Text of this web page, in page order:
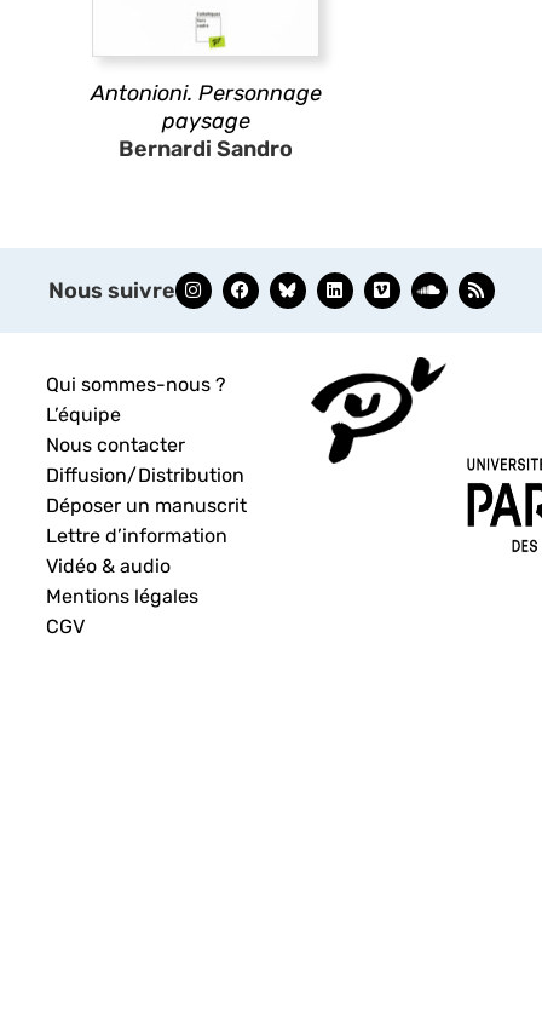
Antonioni. Personnage
paysage
Bernardi Sandro
Nous suivre
Qui sommes-nous ?
L’équipe
Nous contacter
Diffusion/Distribution
Déposer un manuscrit
Lettre d’information
Vidéo & audio
Mentions légales
CGV